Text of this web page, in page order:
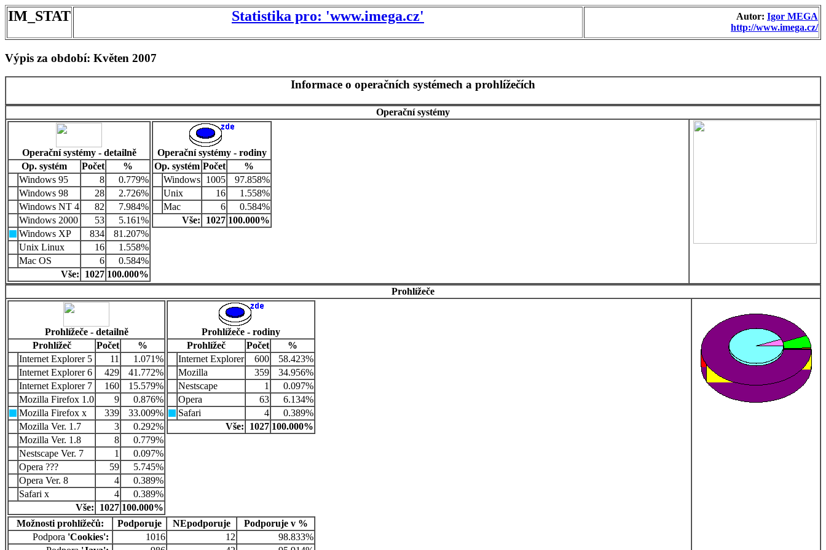
IM_STAT Statistika pro: 'www.imega.cz' Autor: Igor MEGA
http://www.imega.cz/
Výpis za období: Květen 2007
Informace o operačních systémech a prohlížečích
Operační systémy
Operační systémy - detailně
Op. systém
Počet
%
Windows 95
8
0.779%
Windows 98
28
2.726%
Windows NT 4
82
7.984%
Windows 2000
53
5.161%
Windows XP
834
81.207%
Unix Linux
16
1.558%
Mac OS
6
0.584%
Vše:
1027 100.000%
Operační systémy - rodiny
Op. systém Počet
%
Windows 1005
97.858%
Unix
16
1.558%
Mac
6
0.584%
Vše:
1027 100.000%
Prohlížeče
Prohlížeče - detailně
Prohlížeč
Počet
%
Internet Explorer 5
11
1.071%
Internet Explorer 6
429
41.772%
Internet Explorer 7
160
15.579%
Mozilla Firefox 1.0
9
0.876%
Mozilla Firefox x
339
33.009%
Mozilla Ver. 1.7
3
0.292%
Mozilla Ver. 1.8
8
0.779%
Nestscape Ver. 7
1
0.097%
Opera ???
59
5.745%
Opera Ver. 8
4
0.389%
Safari x
4
0.389%
Vše:
1027 100.000%
Prohlížeče - rodiny
Prohlížeč
Počet
%
Internet Explorer
600
58.423%
Mozilla
359
34.956%
Nestscape
1
0.097%
Opera
63
6.134%
Safari
4
0.389%
Vše:
1027 100.000%
Možnosti prohlížečů: Podporuje NEpodporuje
Podporuje v %
Podpora 'Cookies': 1016 12
98.833%